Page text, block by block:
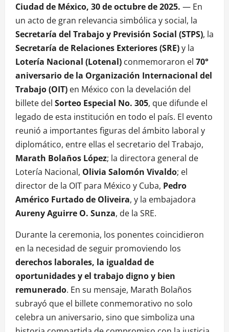
Ciudad de México, 30 de octubre de 2025. — En
un acto de gran relevancia simbólica y social, la
Secretaría del Trabajo y Previsión Social (STPS), la
Secretaría de Relaciones Exteriores (SRE)y la
Lotería Nacional (Lotenal) conmemoraron el 70°
aniversario de la Organización Internacional del
Trabajo (OIT) en México con la develación del
billete del Sorteo Especial No. 305, que difunde el
legado de esta institución en todo el país. El evento
reunió a importantes figuras del ámbito laboral y
diplomático, entre ellas el secretario del Trabajo,
Marath Bolaños López; la directora general de
Lotería Nacional, Olivia Salomón Vivaldo; el
director de la OIT para México y Cuba, Pedro
Américo Furtado de Oliveira, y la embajadora
Aureny Aguirre O. Sunza, de la SRE.
Durante la ceremonia, los ponentes coincidieron
en la necesidad de seguir promoviendo los
derechos laborales, la igualdad de
oportunidades y el trabajo digno y bien
remunerado. En su mensaje, Marath Bolaños
subrayó que el billete conmemorativo no solo
celebra un aniversario, sino que simboliza una